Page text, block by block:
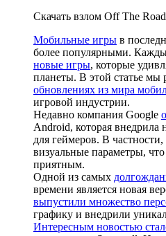
Скачать взлом Off The
Мобильные игры в
более популярными.
новые игры, которые
планеты. В этой статье мы
обновлениях из мира
игровой индустрии.
Недавно компания Google
Android, которая внедрила
для геймеров. В
визуальные параметры,
приятным.
Одной из самых
времени является новая
выпустили множество
графику и внедрили
Интересным новостью